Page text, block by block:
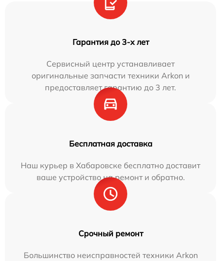
Гарантия до 3-х лет
Сервисный центр устанавливает
оригинальные запчасти техники Arkon и
предоставляет гарантию до 3 лет.
Бесплатная доставка
Наш курьер в Хабаровске бесплатно доставит
ваше устройство на ремонт и обратно.
Срочный ремонт
Большинство неисправностей техники Arkon